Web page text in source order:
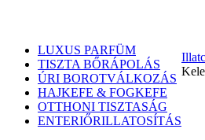
LUXUS PARFÜM
TISZTA BŐRÁPOLÁS
ÚRI BOROTVÁLKOZÁS
HAJKEFE & FOGKEFE
OTTHONI TISZTASÁG
ENTERIŐRILLATOSÍTÁS